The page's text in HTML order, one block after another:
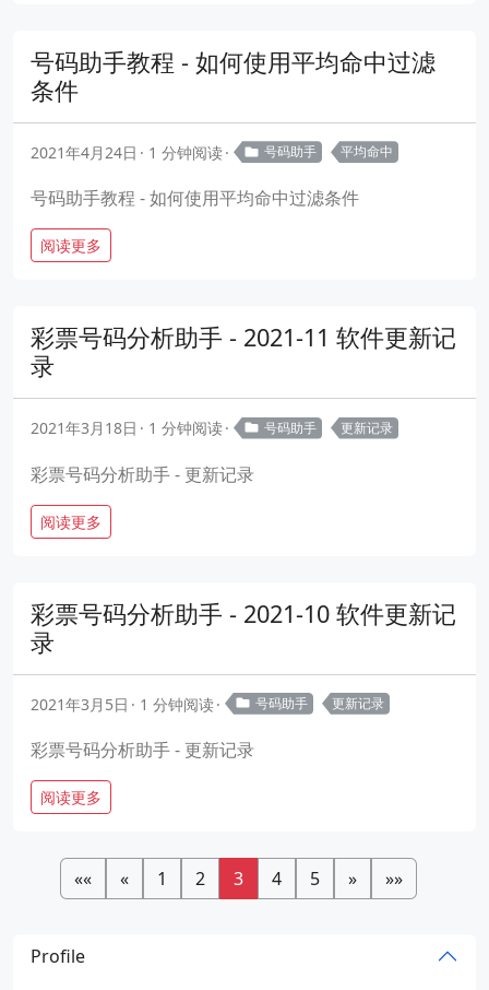
号码助手教程 - 如何使用平均命中过滤
条件
2021年4月24日 1 分钟阅读 号码助手 平均命中
号码助手教程 - 如何使用平均命中过滤条件
阅读更多
彩票号码分析助手 - 2021-11 软件更新记
录
2021年3月18日 1 分钟阅读 号码助手 更新记录
彩票号码分析助手 - 更新记录
阅读更多
彩票号码分析助手 - 2021-10 软件更新记
录
2021年3月5日 1 分钟阅读 号码助手 更新记录
彩票号码分析助手 - 更新记录
阅读更多
«« « 1 2 3 4 5 » »»
Profile